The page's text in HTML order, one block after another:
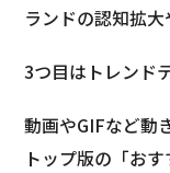
ランドの認知拡大
3つ目はトレンド
動画やGIFなど動
トップ版の「お